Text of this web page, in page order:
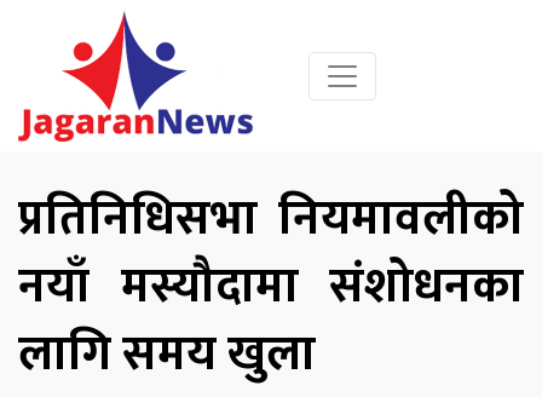
प्रतिनिधिसभा नियमावलीको
नयाँ मस्यौदामा संशोधनका
लागि समय खुला